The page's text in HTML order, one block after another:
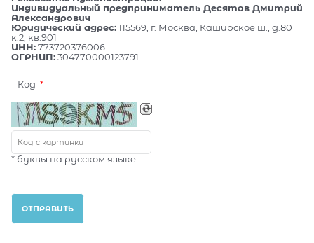
Индивидуальный предприниматель Десятов Дмитрий
Александрович
Юридический адрес:115569, г. Москва, Каширское ш., д.80
к.2, кв.901
ИНН:773720376006
ОГРНИП:304770000123791
Код
* буквы на русском языке